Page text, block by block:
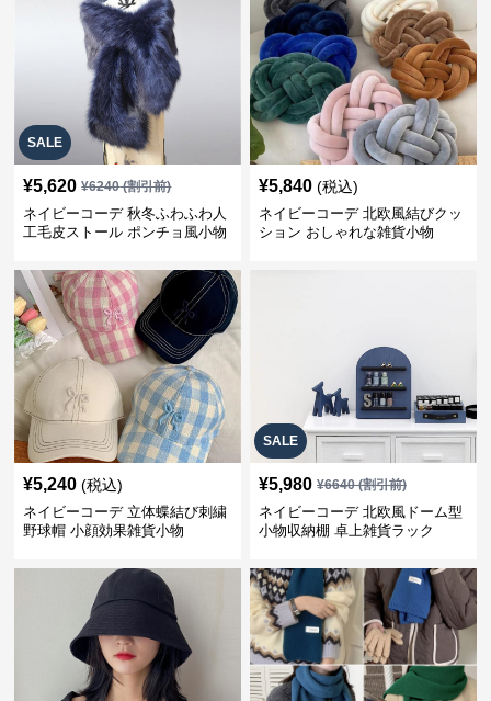
SALE
¥5,620 ¥6240(割引前)
ネイビーコーデ 秋冬ふわふわ人
工毛皮ストール ポンチョ風小物
¥5,840 (税込)
ネイビーコーデ 北欧風結びクッ
ション おしゃれな雑貨小物
¥5,240 (税込)
ネイビーコーデ 立体蝶結び刺繍
野球帽 小顔効果雑貨小物
SALE
¥5,980 ¥6640(割引前)
ネイビーコーデ 北欧風ドーム型
小物収納棚 卓上雑貨ラック